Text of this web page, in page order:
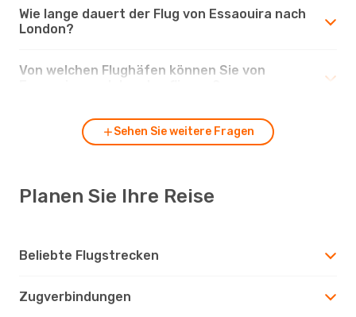
Wie lange dauert der Flug von Essaouira nach
London?
Von welchen Flughäfen können Sie von
Sehen Sie weitere Fragen
Planen Sie Ihre Reise
Beliebte Flugstrecken
Zugverbindungen